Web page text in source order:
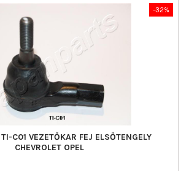
-32%
C01 VEZETŐKAR FEJ ELSŐTENGELY
CHEVROLET OPEL